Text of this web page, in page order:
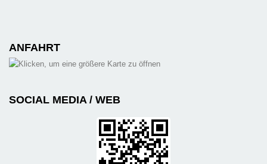
ANFAHRT
SOCIAL MEDIA / WEB